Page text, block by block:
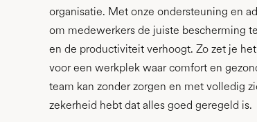
organisatie. Met onze ondersteuning en
om medewerkers de juiste bescherming
en de productiviteit verhoogt. Zo zet je
voor een werkplek waar comfort en
team kan zonder zorgen en met volledig
zekerheid hebt dat alles goed geregeld is.